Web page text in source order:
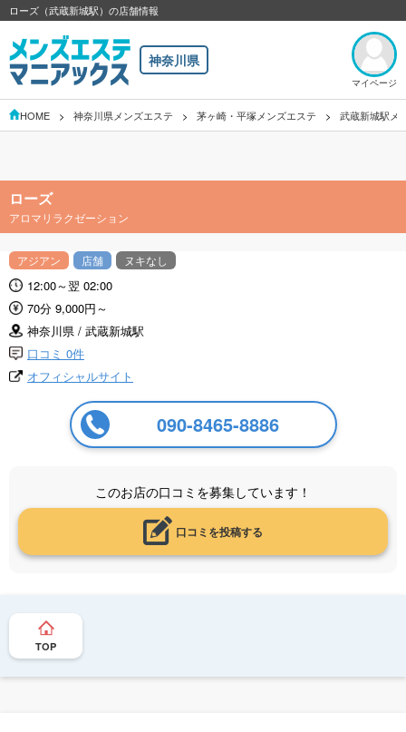
ローズ（武蔵新城駅）の店舗情報
神奈川県
マイページ
HOME 神奈川県メンズエステ 茅ヶ崎・平塚メンズエステ 武蔵新城駅メ
ローズ
アロマリラクゼーション
アジアン 店舗 ヌキなし
12:00～翌 02:00
70分 9,000円～
神奈川県 / 武蔵新城駅
口コミ 0件
オフィシャルサイト
090-8465-8886
このお店の口コミを募集しています！
口コミを投稿する
TOP